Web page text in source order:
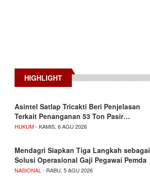
HIGHLIGHT
Asintel Satlap Tricakti Beri Penjelasan
Terkait Penanganan 53 Ton Pasir…
HUKUM- KAMIS, 6 AGU 2026
Mendagri Siapkan Tiga Langkah sebagai
Solusi Operasional Gaji Pegawai Pemda
NASIONAL - RABU, 5 AGU 2026